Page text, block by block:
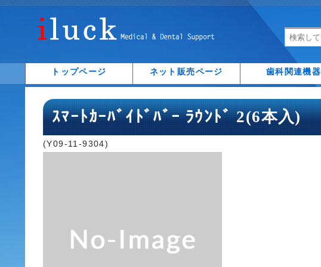
トップページ ネット販売ページ 歯科関連機器
ｽﾏｰﾄｶｰﾊﾞｲﾄﾞﾊﾞｰ ﾗｳﾝﾄﾞ 2(6本入)
(Y09-11-9304)